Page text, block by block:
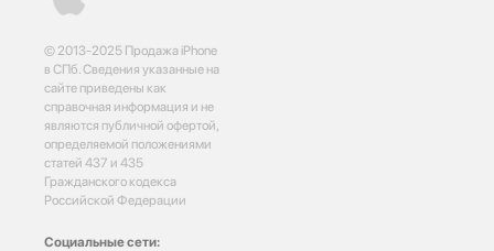
© 2013-2025 Продажа iPhone
в СПб. Сведения указанные на
сайте приведены как
справочная информация и не
являются публичной офертой,
определяемой положениями
статей 437 и 435
Гражданского кодекса
Российской Федерации
Социальные сети: